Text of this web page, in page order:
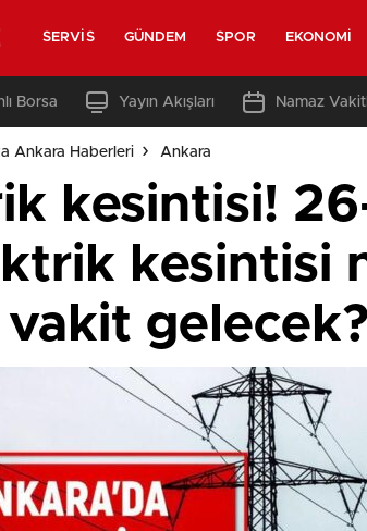
SERVIS GÜNDEM SPOR EKONOMI
Borsa Yayın Akışları Namaz
Ankara Haberleri Ankara
kesintisi!
kesintisi
gelecek?